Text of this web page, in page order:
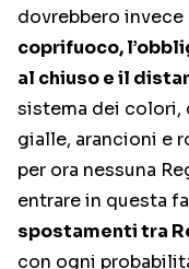
dovrebbero invece
coprifuoco,
al chiuso e il
sistema dei colori,
gialle, arancioni e
per ora nessuna
entrare in questa
spostamenti tra
con ogni